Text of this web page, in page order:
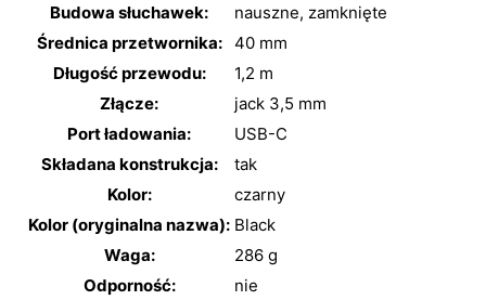
Budowa słuchawek:
nauszne, zamknięte
Średnica przetwornika:
40 mm
Długość przewodu:
1,2 m
Złącze:
jack 3,5 mm
Port ładowania:
USB-C
Składana konstrukcja:
tak
Kolor:
czarny
Kolor (oryginalna nazwa): Black
Waga:
286 g
Odporność:
nie